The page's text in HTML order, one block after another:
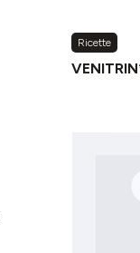
Ricette